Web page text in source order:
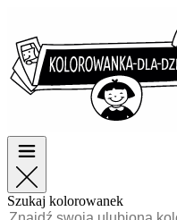
TOP kategorie
Dla chłopców
Dla dziewczynek
Polski
TOP kategorie
Dla chłopców
Dla dziewczynek
Szukaj kolorowanek